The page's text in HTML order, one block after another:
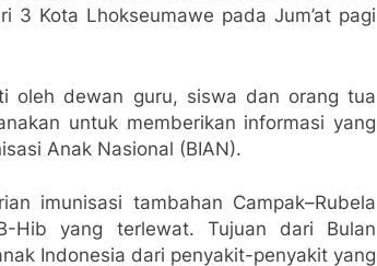
3 Kota Lhokseumawe pada Jum’at pagi
oleh dewan guru, siswa dan orang tua
untuk memberikan informasi yang
Anak Nasional (BIAN).
imunisasi tambahan Campak–Rubela
Hib yang terlewat. Tujuan dari Bulan
Indonesia dari penyakit-penyakit yang